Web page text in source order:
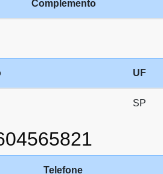
Complemento
UF
SP
Telefone